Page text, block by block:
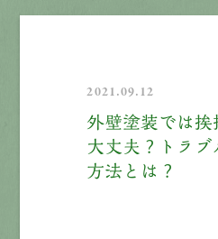
2021.09.12
外壁塗装では挨
大丈夫？トラブ
方法とは？